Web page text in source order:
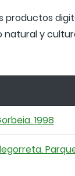
productos
y
1998